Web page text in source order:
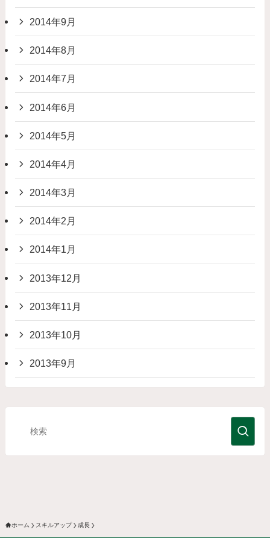
2014年9月
2014年8月
2014年7月
2014年6月
2014年5月
2014年4月
2014年3月
2014年2月
2014年1月
2013年12月
2013年11月
2013年10月
2013年9月
ホーム スキルアップ 成長